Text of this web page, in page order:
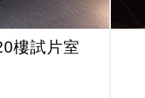
樓試片室